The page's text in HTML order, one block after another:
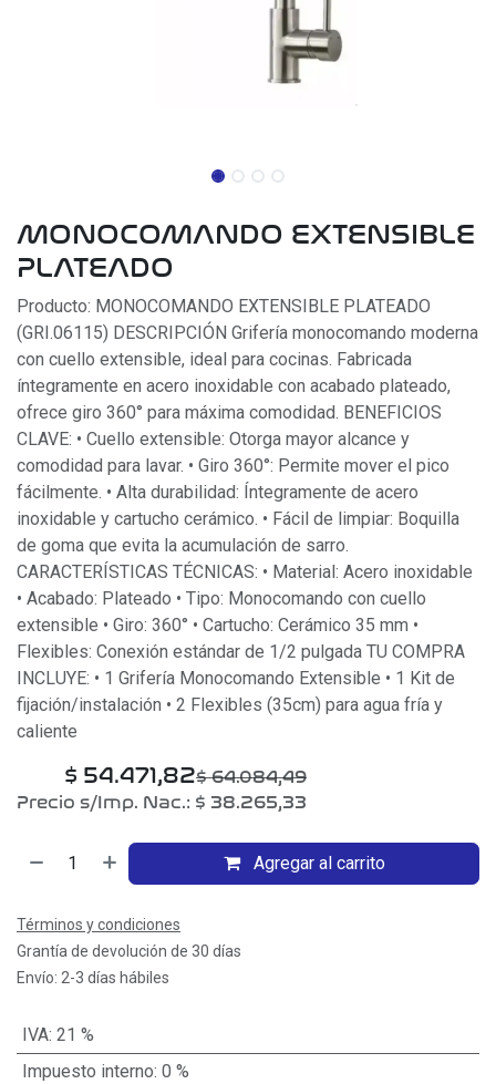
MONOCOMANDO EXTENSIBLE
PLATEADO
Producto: MONOCOMANDO EXTENSIBLE PLATEADO
(GRI.06115) DESCRIPCIÓN Grifería monocomando moderna
con cuello extensible, ideal para cocinas. Fabricada
íntegramente en acero inoxidable con acabado plateado,
ofrece giro 360° para máxima comodidad. BENEFICIOS
CLAVE: • Cuello extensible: Otorga mayor alcance y
comodidad para lavar. • Giro 360°: Permite mover el pico
fácilmente. • Alta durabilidad: Íntegramente de acero
inoxidable y cartucho cerámico. • Fácil de limpiar: Boquilla
de goma que evita la acumulación de sarro.
CARACTERÍSTICAS TÉCNICAS: • Material: Acero inoxidable
• Acabado: Plateado • Tipo: Monocomando con cuello
extensible • Giro: 360° • Cartucho: Cerámico 35 mm •
Flexibles: Conexión estándar de 1/2 pulgada TU COMPRA
INCLUYE: • 1 Grifería Monocomando Extensible • 1 Kit de
fijación/instalación • 2 Flexibles (35cm) para agua fría y
caliente
$ 54.471,82$64.084,49
Precio s/Imp. Nac.: $ 38.265,33
Agregar al carrito
Términos y condiciones
Grantía de devolución de 30 días
Envío: 2-3 días hábiles
IVA: 21 %
Impuesto interno: 0 %